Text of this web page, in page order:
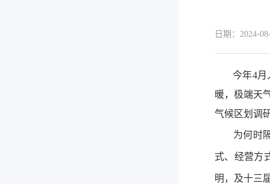
日期：2024-
今年4月入
暖，极端天
气候区划调
为何时隔
式、经营方
明，及十三